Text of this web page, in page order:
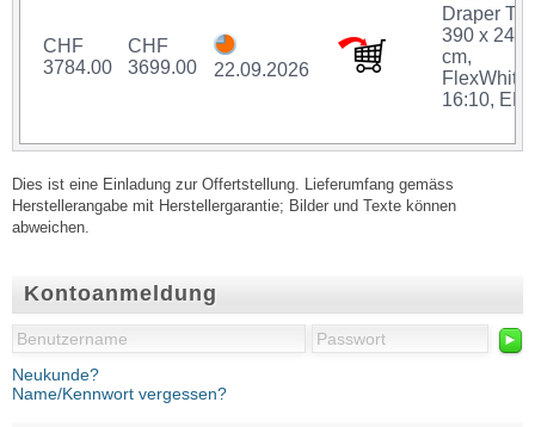
Kontoanmeldung
►
Neukunde?
Name/Kennwort vergessen?
CHF
3784.00
CHF
3699.00
22.09.2026
Draper
390 x 244
cm,
FlexWhite,
16:10, ER
Dies ist eine Einladung zur Offertstellung. Lieferumfang gemäss
Herstellerangabe mit Herstellergarantie; Bilder und Texte können
abweichen.